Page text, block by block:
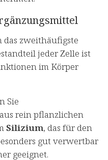
das zweithäufigste
jeder Zelle ist
im Körper
Sie
rein pflanzlichen
Silizium, das für den
gut verwertbar
geeignet.